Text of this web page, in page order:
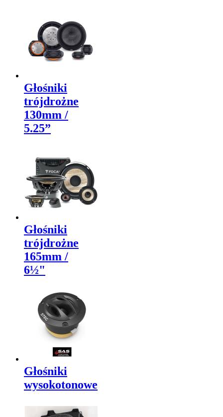
Głośniki
trójdrożne
130mm /
5.25”
Głośniki
trójdrożne
165mm /
6½"
Głośniki
wysokotonowe